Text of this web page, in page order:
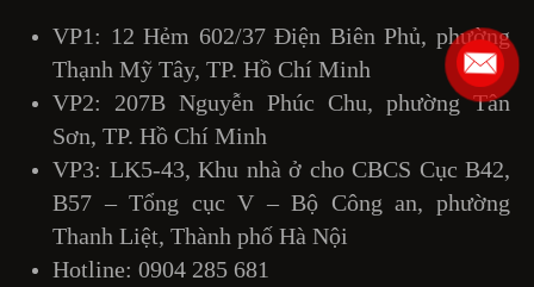
VP1: 12 Hẻm 602/37 Điện Biên Phủ, phường
Thạnh Mỹ Tây, TP. Hồ Chí Minh
VP2: 207B Nguyễn Phúc Chu, phường Tân
Sơn, TP. Hồ Chí Minh
VP3: LK5-43, Khu nhà ở cho CBCS Cục B42,
B57 – Tổng cục V – Bộ Công an, phường
Thanh Liệt, Thành phố Hà Nội
Hotline: 0904 285 681